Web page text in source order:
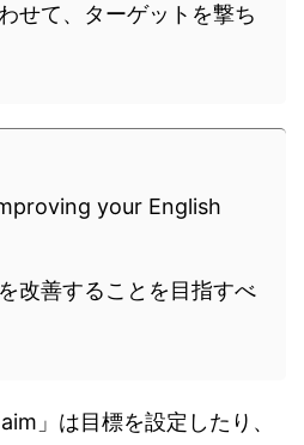
せて、ターゲットを撃ち
your English
改善することを目指すべ
」は目標を設定したり、